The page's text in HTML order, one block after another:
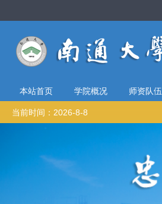
本站首页 学院概况 师资队伍
当前时间：2026-8-8